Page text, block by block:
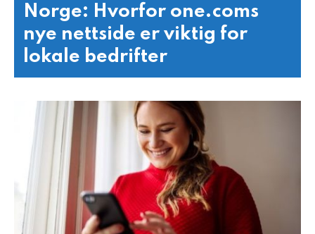
Norge: Hvorfor one.coms
nye nettside er viktig for
lokale bedrifter